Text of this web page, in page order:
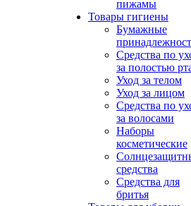
пижамы
Товары гигиены
Бумажные
Средства по
за полостью
Уход за телом
Уход за лицом
Средства по
за волосами
Наборы
косметические
средства
Средства для
бритья